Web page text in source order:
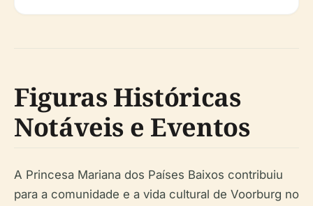
Figuras Históricas
Notáveis e Eventos
A Princesa Mariana dos Países Baixos contribuiu
para a comunidade e a vida cultural de Voorburg no